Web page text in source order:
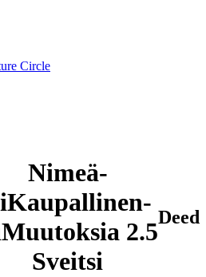
Circle
Nimeä-
2.5
Sveitsi
Deed